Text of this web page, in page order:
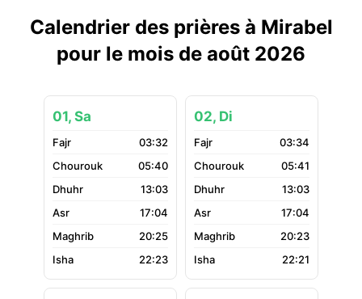
Calendrier des prières à Mirabel
pour le mois de août 2026
01, Sa
03:32
05:40
13:03
17:04
20:25
22:23
02, Di
03:34
05:41
13:03
17:04
20:23
22:21